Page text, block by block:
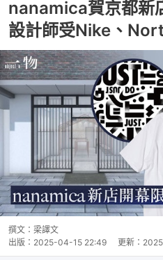
nanamica賀京都
設計師受Nike、
撰文： 梁譯文
出版： 2025-04-15 22:49 更新：